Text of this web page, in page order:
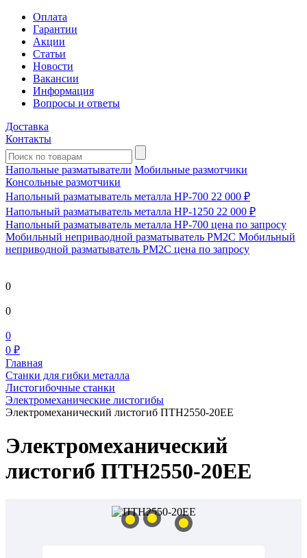
Оплата
Гарантии
Акции
Статьи
Новости
Вакансии
Информация
Вопросы и ответы
Доставка
Контакты
Напольные разматыватели Мобильные размотчики
Консольные размотчики
Напольный разматыватель металла HP-700 22 000 ₽
Напольный разматыватель металла HP-1250 22 000 ₽
Напольный разматыватель металла HP-700 цена по запросу
Мобильный непривaодной разматыватель РМ2С Мобильный
неприводной разматыватель РМ2С цена по запросу
0
0
0
0 ₽
Главная
Станки для гибки металла
Листогибочные станки
Электромеханические листогибы
Электромеханический листогиб ПТН2550-20ЕЕ
Электромеханический
листогиб ПТН2550-20ЕЕ